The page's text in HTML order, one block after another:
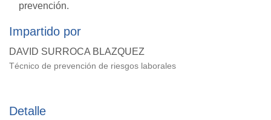
prevención.
Impartido por
DAVID SURROCA BLAZQUEZ
Técnico de prevención de riesgos laborales
Detalle